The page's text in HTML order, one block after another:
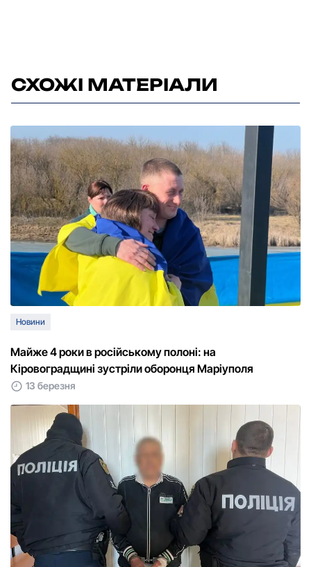
СХОЖІ МАТЕРІАЛИ
Новини
Майже 4 роки в російському полоні: на
Кіровоградщині зустріли оборонця Маріуполя
13 березня